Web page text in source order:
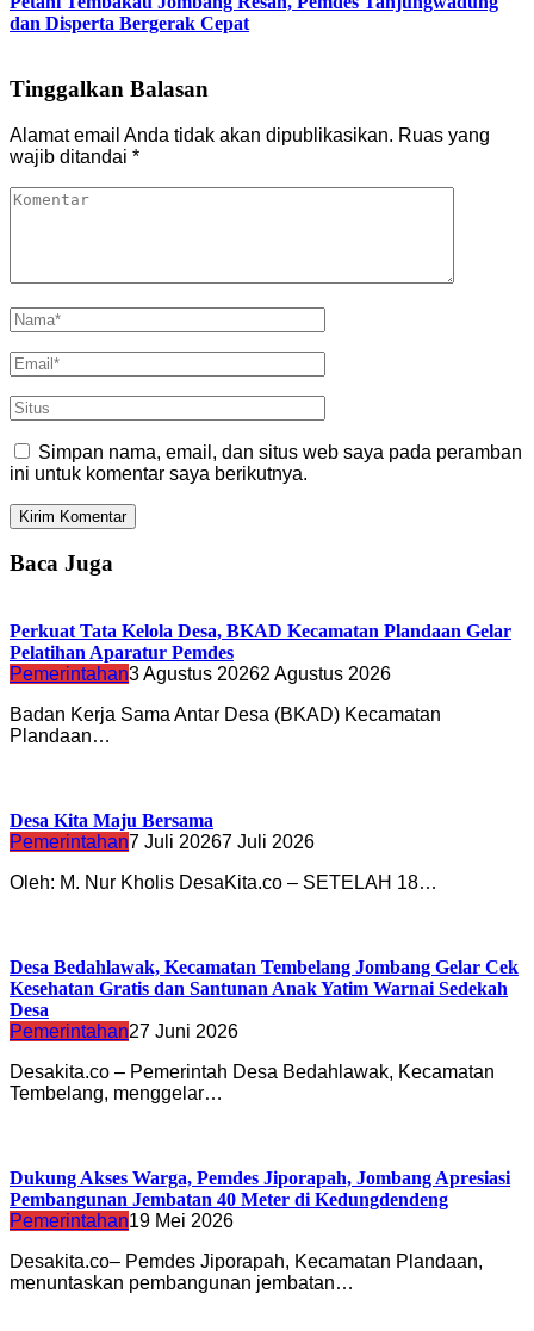
dan Disperta Bergerak Cepat
Tinggalkan Balasan
Alamat email Anda tidak akan dipublikasikan. Ruas yang
wajib ditandai *
Simpan nama, email, dan situs web saya pada peramban
ini untuk komentar saya berikutnya.
Baca Juga
Perkuat Tata Kelola Desa, BKAD Kecamatan Plandaan Gelar
Pelatihan Aparatur Pemdes
Pemerintahan3 Agustus 20262 Agustus 2026
Badan Kerja Sama Antar Desa (BKAD) Kecamatan
Plandaan…
Desa Kita Maju Bersama
Pemerintahan7 Juli 20267 Juli 2026
Oleh: M. Nur Kholis DesaKita.co – SETELAH 18…
Desa Bedahlawak, Kecamatan Tembelang Jombang Gelar Cek
Kesehatan Gratis dan Santunan Anak Yatim Warnai Sedekah
Desa
Pemerintahan27 Juni 2026
Desakita.co – Pemerintah Desa Bedahlawak, Kecamatan
Tembelang, menggelar…
Dukung Akses Warga, Pemdes Jiporapah, Jombang Apresiasi
Pembangunan Jembatan 40 Meter di Kedungdendeng
Pemerintahan19 Mei 2026
Desakita.co– Pemdes Jiporapah, Kecamatan Plandaan,
menuntaskan pembangunan jembatan…